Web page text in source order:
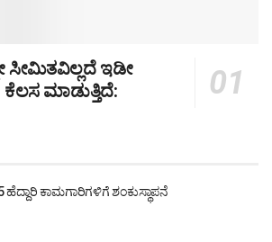
ಸೀಮಿತವಿಲ್ಲದೆ ಇಡೀ
ಕೆಲಸ ಮಾಡುತ್ತಿದೆ:
ಹೆದ್ದಾರಿ ಕಾಮಗಾರಿಗಳಿಗೆ ಶಂಕುಸ್ಥಾಪನೆ